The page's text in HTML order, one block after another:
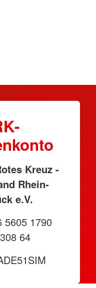
Kreuz -
Rhein-
e.V.
5605 1790
64